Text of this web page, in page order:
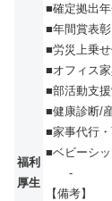
福利
厚生
■確定拠出
■年間賞表彰
■労災上乗
■オフィス
■部活動支
■健康診断/
■家事代行
■ベビーシ
-
【備考】